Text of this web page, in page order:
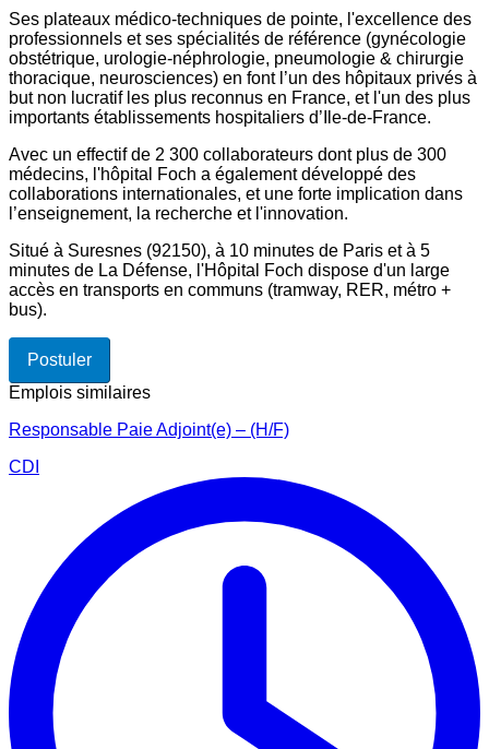
Ses plateaux médico-techniques de pointe, l'excellence des
professionnels et ses spécialités de référence (gynécologie
obstétrique, urologie-néphrologie, pneumologie & chirurgie
thoracique, neurosciences) en font l’un des hôpitaux privés à
but non lucratif les plus reconnus en France, et l'un des plus
importants établissements hospitaliers d’Ile-de-France.
Avec un effectif de 2 300 collaborateurs dont plus de 300
médecins, l'hôpital Foch a également développé des
collaborations internationales, et une forte implication dans
l’enseignement, la recherche et l'innovation.
Situé à Suresnes (92150), à 10 minutes de Paris et à 5
minutes de La Défense, l'Hôpital Foch dispose d'un large
accès en transports en communs (tramway, RER, métro +
bus).
Postuler
Emplois similaires
Responsable Paie Adjoint(e) – (H/F)
CDI